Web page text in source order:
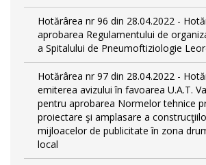
Hotărârea nr 96 din 28.04.2022 -
aprobarea Regulamentului de
a Spitalului de Pneumoftiziologie
Hotărârea nr 97 din 28.04.2022 -
emiterea avizului în favoarea U.A.T.
pentru aprobarea Normelor tehnice
proiectare şi amplasare a
mijloacelor de publicitate în zona
local